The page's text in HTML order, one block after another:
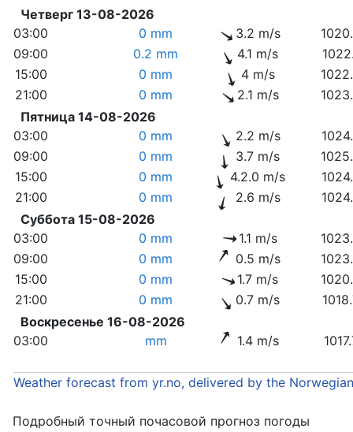
Четверг 13-08-2026
03:00
0 mm 3.2 m/s
09:00
0.2 mm 4.1 m/s
15:00
0 mm 4 m/s
21:00
0 mm 2.1 m/s
Пятница 14-08-2026
03:00
0 mm 2.2 m/s
09:00
0 mm 3.7 m/s
15:00
0 mm 4.2.0 m/s
21:00
0 mm 2.6 m/s
Суббота 15-08-2026
03:00
0 mm 1.1 m/s
09:00
0 mm 0.5 m/s
15:00
0 mm 1.7 m/s
21:00
0 mm 0.7 m/s
Воскресенье 16-08-2026
03:00
mm 1.4 m/s
Weather forecast from yr.no, delivered by the
Подробный точный почасовой прогноз погоды